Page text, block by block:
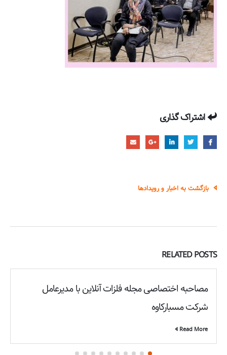
اشتراک گذاری
بازگشت به اخبار و رویدادها
RELATEDPOSTS
مصاحبه اختصاصی مجله فلزات آنلاین با مدیرعامل
شرکت مسبارکاوه
Read More